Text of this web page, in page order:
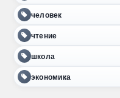
человек
чтение
школа
экономика